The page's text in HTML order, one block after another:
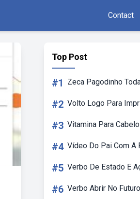
Contact
Top Post
#1 Zeca Pagodinho
#2 Volto Logo Para
#3 Vitamina Para
#4 Vídeo Do Pai Com A
#5 Verbo De Estado E
#6 Verbo Abrir No Futuro